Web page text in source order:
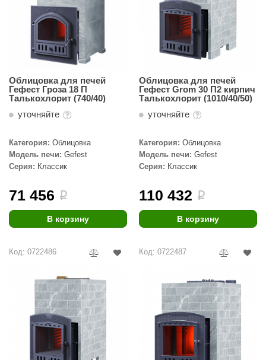
Облицовка для печей
Гефест Гроза 18 П
Талькохлорит (740/40)
уточняйте
Категория: Облицовка
Модель печи: Gefest
Серия: Классик
71 456 i
В корзину
Облицовка для печей
Гефест Grom 30 П2 кирпич
Талькохлорит (1010/40/50)
уточняйте
Категория: Облицовка
Модель печи: Gefest
Серия: Классик
110 432 i
В корзину
Код: 0722486 Код: 0722487